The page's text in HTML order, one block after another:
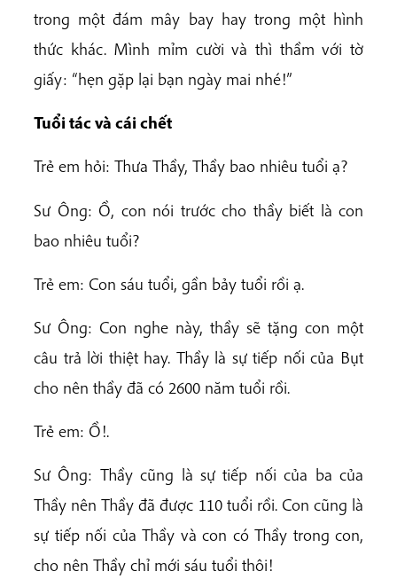
trong một đám mây bay hay trong một hình
thức khác. Mình mỉm cười và thì thầm với tờ
giấy: “hẹn gặp lại bạn ngày mai nhé!”
Tuổi tác và cái chết
Trẻ em hỏi: Thưa Thầy, Thầy bao nhiêu tuổi ạ?
Sư Ông: Ồ, con nói trước cho thầy biết là con
bao nhiêu tuổi?
Trẻ em: Con sáu tuổi, gần bảy tuổi rồi ạ.
Sư Ông: Con nghe này, thầy sẽ tặng con một
câu trả lời thiệt hay. Thầy là sự tiếp nối của Bụt
cho nên thầy đã có 2600 năm tuổi rồi.
Trẻ em: Ồ!.
Sư Ông: Thầy cũng là sự tiếp nối của ba của
Thầy nên Thầy đã được 110 tuổi rồi. Con cũng là
sự tiếp nối của Thầy và con có Thầy trong con,
cho nên Thầy chỉ mới sáu tuổi thôi!